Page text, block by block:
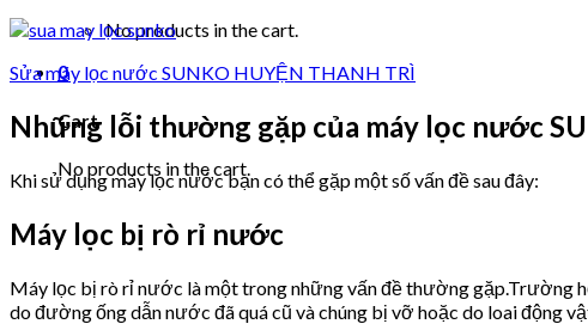
No products in the cart.
0
Cart
No products in the cart.
Sửa máy lọc nước SUNKO HUYỆN THANH TRÌ
Những lỗi thường gặp của máy lọc nước
Khi sử dụng máy lọc nước bạn có thể gặp một số vấn đề sau đây:
Máy lọc bị rò rỉ nước
Máy lọc bị rò rỉ nước là một trong những vấn đề thường gặp.Trường
do đường ống dẫn nước đã quá cũ và chúng bị vỡ hoặc do loai động